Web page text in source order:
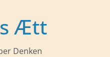
Ætt
Denken